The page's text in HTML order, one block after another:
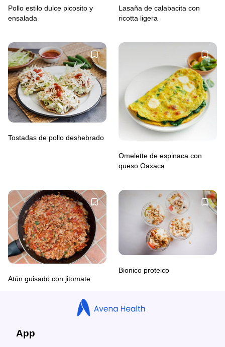
Pollo estilo dulce picosito y
ensalada
Lasaña de calabacita con
ricotta ligera
Tostadas de pollo deshebrado
Omelette de espinaca con
queso Oaxaca
Atún guisado con jitomate
Bionico proteico
App